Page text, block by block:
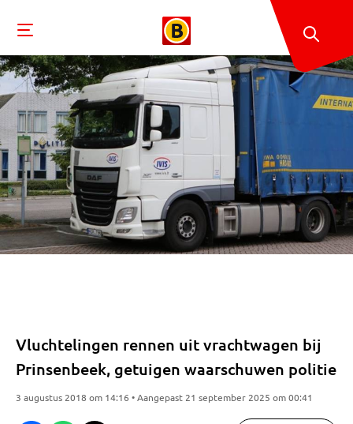
Vluchtelingen rennen uit vrachtwagen bij
Prinsenbeek, getuigen waarschuwen politie
3 augustus 2018 om 14:16 • Aangepast 21 september 2025 om 00:41